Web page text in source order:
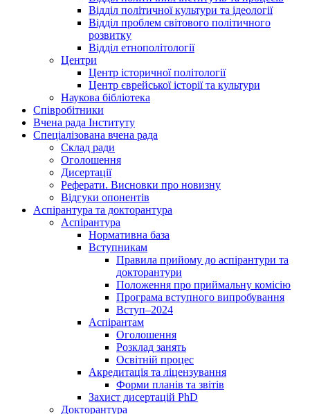
Відділ політичної культури та ідеології
Відділ проблем світового політичного
розвитку
Відділ етнополітології
Центри
Центр історичної політології
Центр єврейської історії та культури
Наукова бібліотека
Співробітники
Вчена рада Інституту
Спеціалізована вчена рада
Склад ради
Оголошення
Дисертації
Реферати. Висновки про новизну
Відгуки опонентів
Аспірантура та докторантура
Аспірантура
Нормативна база
Вступникам
Правила прийому до аспірантури та
докторантури
Положення про приймальну комісію
Програма вступного випробування
Вступ–2024
Аспірантам
Оголошення
Розклад занять
Освітній процес
Акредитація та ліцензування
Форми планів та звітів
Захист дисертацій PhD
Докторантура